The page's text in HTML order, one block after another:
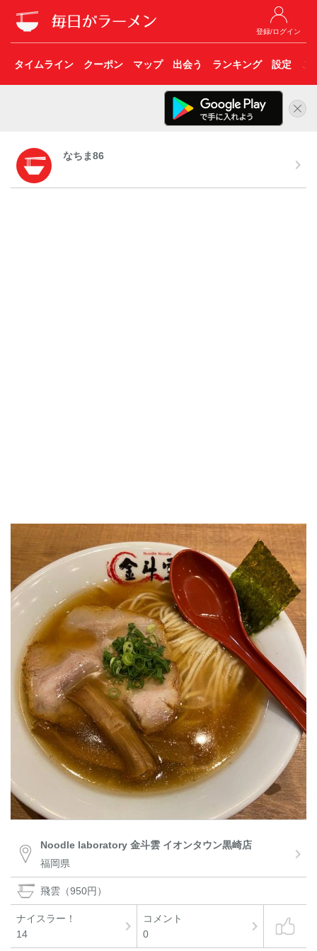
登録/ログイン
タイムライン クーポン マップ 出会う ランキング 設定 こ
なちま86
Noodle laboratory 金斗雲 イオンタウン黒崎店
福岡県
飛雲（950円）
ナイスラー！
14
コメント
0